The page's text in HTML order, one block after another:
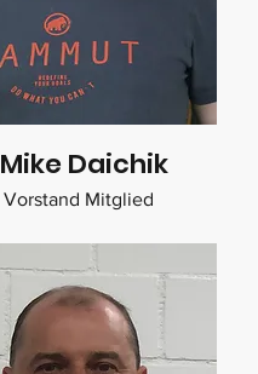
Mike Daichik
Vorstand Mitglied